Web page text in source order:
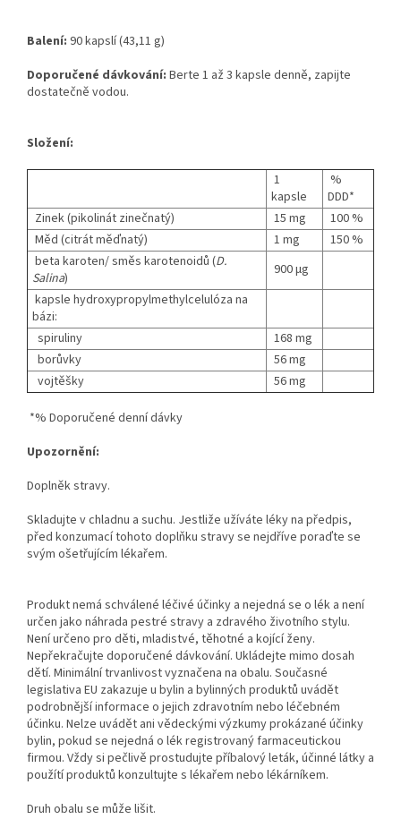
Balení: 90 kapslí (43,11 g)
Doporučené dávkování: Berte 1 až 3 kapsle denně, zapijte
dostatečně vodou.
Složení:
1
kapsle
%
DDD*
Zinek (pikolinát zinečnatý)
15 mg
100 %
Měd (citrát měďnatý)
1 mg
150 %
beta karoten/ směs karotenoidů (D.
Salina)
900 µg
kapsle hydroxypropylmethylcelulóza na
bázi:
spiruliny
168 mg
borůvky
56 mg
vojtěšky
56 mg
*% Doporučené denní dávky
Upozornění:
Doplněk stravy.
Skladujte v chladnu a suchu. Jestliže užíváte léky na předpis,
před konzumací tohoto doplňku stravy se nejdříve poraďte se
svým ošetřujícím lékařem.
Produkt nemá schválené léčivé účinky a nejedná se o lék a není
určen jako náhrada pestré stravy a zdravého životního stylu.
Není určeno pro děti, mladistvé, těhotné a kojící ženy.
Nepřekračujte doporučené dávkování. Ukládejte mimo dosah
dětí. Minimální trvanlivost vyznačena na obalu. Současné
legislativa EU zakazuje u bylin a bylinných produktů uvádět
podrobnější informace o jejich zdravotním nebo léčebném
účinku. Nelze uvádět ani vědeckými výzkumy prokázané účinky
bylin, pokud se nejedná o lék registrovaný farmaceutickou
firmou. Vždy si pečlivě prostudujte příbalový leták, účinné látky a
použítí produktů konzultujte s lékařem nebo lékárníkem.
Druh obalu se může lišit.